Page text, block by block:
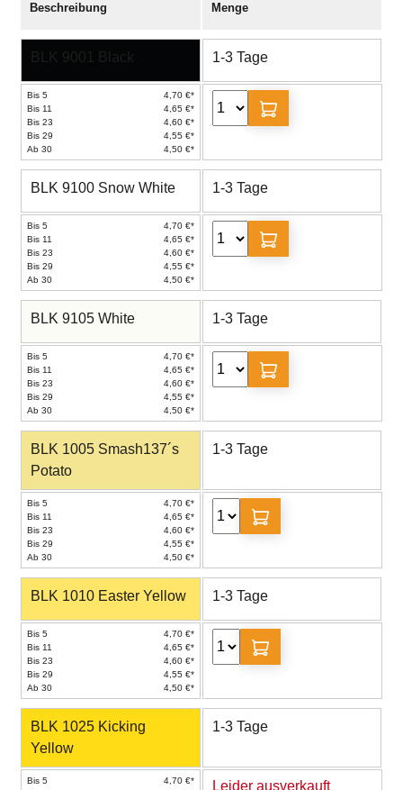
Beschreibung Menge
BLK 9001 Black 1-3 Tage
Bis 5
4,70 €*
Bis 11
4,65 €*
Bis 23
4,60 €*
Bis 29
4,55 €*
Ab 30
4,50 €*
BLK 9100 Snow White 1-3 Tage
Bis 5
4,70 €*
Bis 11
4,65 €*
Bis 23
4,60 €*
Bis 29
4,55 €*
Ab 30
4,50 €*
BLK 9105 White 1-3 Tage
Bis 5
4,70 €*
Bis 11
4,65 €*
Bis 23
4,60 €*
Bis 29
4,55 €*
Ab 30
4,50 €*
BLK 1005 Smash137´s
Potato
1-3 Tage
Bis 5
4,70 €*
Bis 11
4,65 €*
Bis 23
4,60 €*
Bis 29
4,55 €*
Ab 30
4,50 €*
BLK 1010 Easter Yellow 1-3 Tage
Bis 5
4,70 €*
Bis 11
4,65 €*
Bis 23
4,60 €*
Bis 29
4,55 €*
Ab 30
4,50 €*
BLK 1025 Kicking
Yellow
1-3 Tage
Bis 5
4,70 €*
Leider ausverkauft